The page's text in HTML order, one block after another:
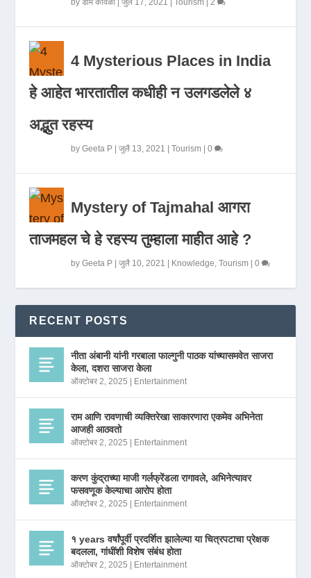
4 Mysterious Places in India
हे आहेत भारतातील कधीही न उलगडलेले ४
अद्भुत रहस्य
byGeeta P |जुलै 13, 2021 |Tourism |0
Mystery of Tajmahal आगरा
ताजमहल चे हे रहस्य तुम्हाला माहीत आहे ?
byGeeta P |जुलै 10, 2021 | Knowledge ,Tourism |0
RECENT POSTS
नीता अंबानी यांनी गरबाला फाल्गुनी पाठक यांच्यासमवेत साजरा
केला, दशरा साजरा केला
ऑक्टोबर 2, 2025 | Entertainment
राम आणि रावणाची व्यक्तिरेखा साकारणारा एकमेव अभिनेता
आजही आठवतो
ऑक्टोबर 2, 2025 | Entertainment
करण कुंद्राच्या माजी गर्लफ्रेंडला रागावले, अभिनेत्यावर
फसवणूक केल्याचा आरोप होता
ऑक्टोबर 2, 2025 | Entertainment
१ years वर्षांपूर्वी प्रदर्शित झालेल्या या चित्रपटाचा प्रेक्षक
बदलला, गांधींशी विशेष संबंध होता
ऑक्टोबर 2, 2025 | Entertainment